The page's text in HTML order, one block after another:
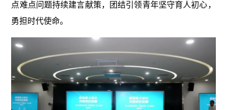
点难点问题持续建言献策，团结引领青年坚守育人初心，
勇担时代使命。